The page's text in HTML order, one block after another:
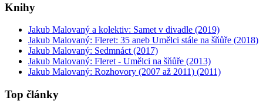
Knihy
Jakub Malovaný a kolektiv: Samet v divadle (2019)
Jakub Malovaný: Fleret: 35 aneb Umělci stále na šňůře (2018)
Jakub Malovaný: Sedmnáct (2017)
Jakub Malovaný: Fleret - Umělci na šňůře (2013)
Jakub Malovaný: Rozhovory (2007 až 2011) (2011)
Top články